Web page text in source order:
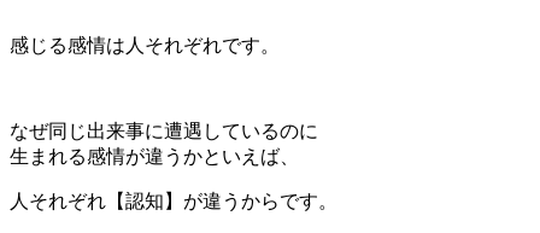
感じる感情は人それぞれです。
なぜ同じ出来事に遭遇しているのに
生まれる感情が違うかといえば、
人それぞれ【認知】が違うからです。